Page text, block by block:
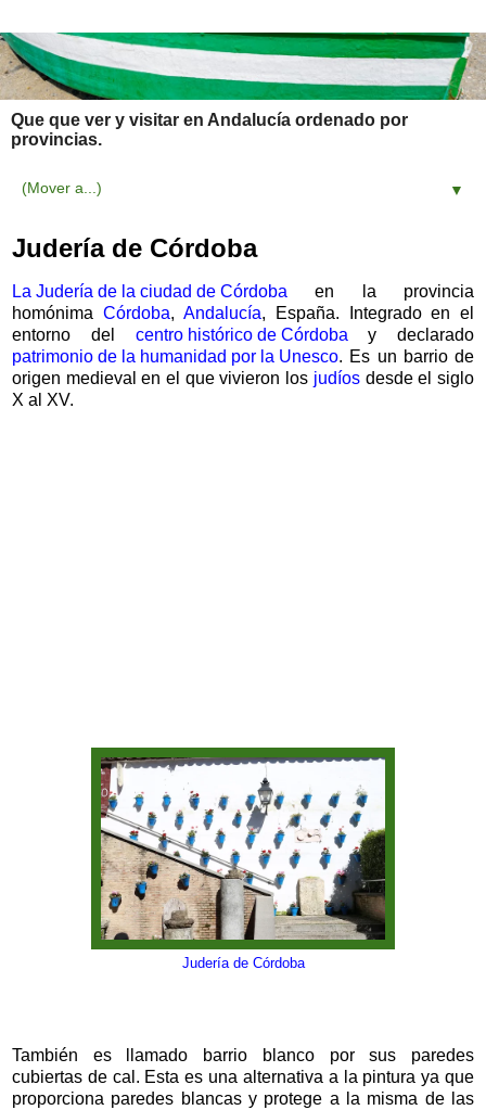
Que que ver y visitar en Andalucía ordenado por
provincias.
▼
Judería de Córdoba
La Judería de la ciudad de Córdoba en la provincia
homónima Córdoba,Andalucía, España. Integrado en el
entorno del centro histórico de Córdoba y declarado
patrimonio de la humanidad por la Unesco. Es un barrio de
origen medieval en el que vivieron los judíosdesde el siglo
X al XV.
Judería de Córdoba
También es llamado
barrio blanco por sus paredes
cubiertas de cal. Esta es una alternativa a la pintura ya que
proporciona paredes blancas y protege a la misma de las